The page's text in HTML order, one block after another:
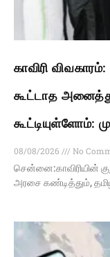
காவிரி
கூட்டாத
கூட்டியுள்ளோம்:
08/08/2026
No
சென்னை:காவிரியின்
அரசை கண்டித்தும்,